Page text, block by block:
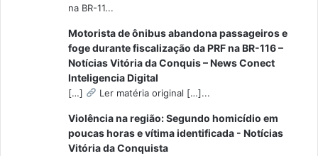
na BR-11...
Motorista de ônibus abandona passageiros e
foge durante fiscalização da PRF na BR-116 –
Notícias Vitória da Conquis – News Conect
Inteligencia Digital
[…] Ler matéria original […]...
Violência na região: Segundo homicídio em
poucas horas e vítima identificada - Notícias
Vitória da Conquista